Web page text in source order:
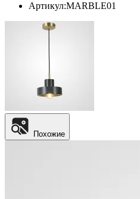
Артикул:MARBLE01
Похожие